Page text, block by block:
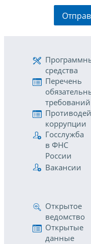
средства
Перечень
требований
коррупции
Госслужба
в ФНС
России
Вакансии
Открытое
ведомство
Открытые
данные